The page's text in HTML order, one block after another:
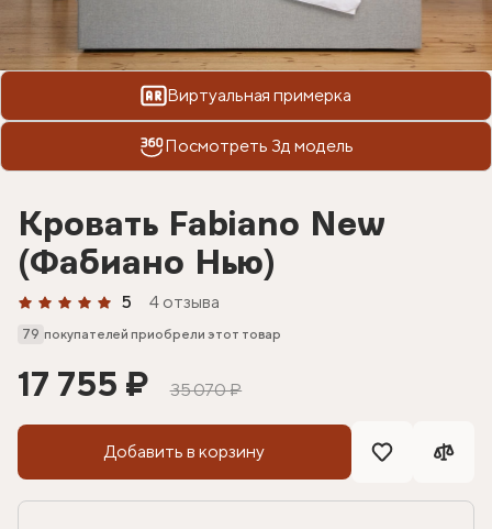
Виртуальная примерка
Посмотреть 3д модель
Кровать Fabiano New
(Фабиано Нью)
5 4 отзыва
79 покупателей приобрели этот товар
17 755 ₽ 35 070 ₽
Добавить в корзину